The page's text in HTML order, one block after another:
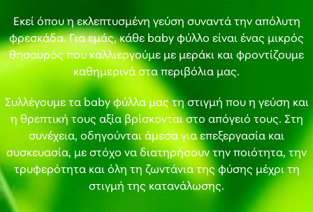
Εκεί όπου η εκλεπτυσμένη γεύση συναντά την απόλυτη
φρεσκάδα. Για εμάς, κάθε baby φύλλο είναι ένας μικρός
θησαυρός που καλλιεργούμε με μεράκι και φροντίζουμε
καθημερινά στα περιβόλια μας.
Συλλέγουμε τα baby φύλλα μας τη στιγμή που η γεύση και
η θρεπτική τους αξία βρίσκονται στο απόγειό τους. Στη
συνέχεια, οδηγούνται άμεσα για επεξεργασία και
συσκευασία, με στόχο να διατηρήσουν την ποιότητα, την
τρυφερότητα και όλη τη ζωντάνια της φύσης μέχρι τη
στιγμή της κατανάλωσης.